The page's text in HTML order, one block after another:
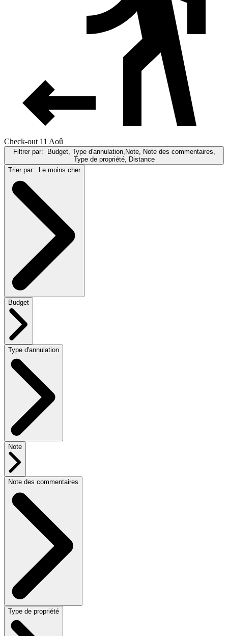
Check-out 11 Aoû
Filtrer par: Budget, Type d'annulation,Note, Note des commentaires,
Type de propriété, Distance
Trier par: Le moins cher
Budget
Type d'annulation
Note
Note des commentaires
Type de propriété